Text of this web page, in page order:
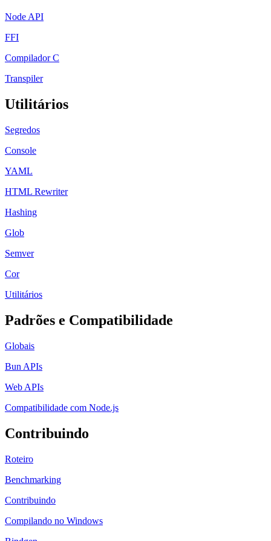
Node API
FFI
Compilador C
Transpiler
Utilitários
Segredos
Console
YAML
HTML Rewriter
Hashing
Glob
Semver
Cor
Utilitários
Padrões e Compatibilidade
Globais
Bun APIs
Web APIs
Compatibilidade com Node.js
Contribuindo
Roteiro
Benchmarking
Contribuindo
Compilando no Windows